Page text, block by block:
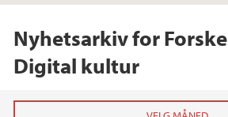
Nyhetsarkiv for
Digital kultur